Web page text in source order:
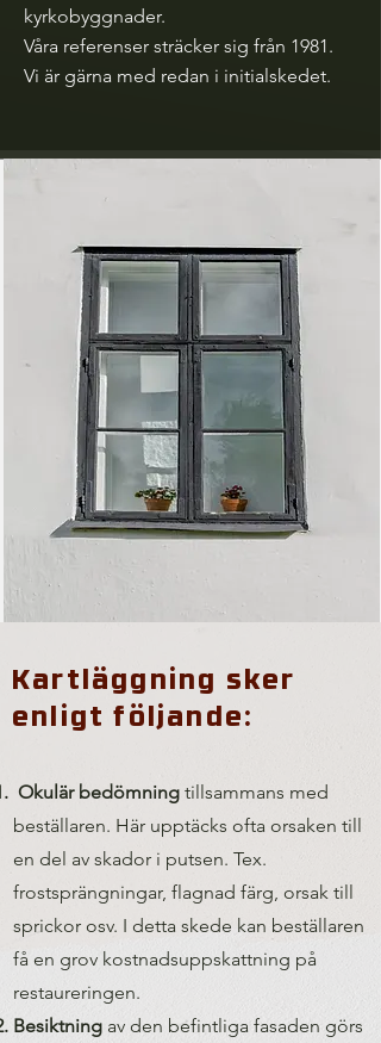
kyrkobyggnader.
Våra referenser sträcker sig från 1981.
Vi är gärna med redan i initialskedet.
Kartläggning sker
enligt följande:
Okulär bedömning tillsammans med
beställaren. Här upptäcks ofta orsaken till
en del av skador i putsen. Tex.
frostsprängningar, flagnad färg, orsak till
sprickor osv. I detta skede kan beställaren
få en grov kostnadsuppskattning på
restaureringen.
Besiktning av den befintliga fasaden görs